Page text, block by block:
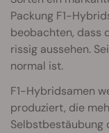
Packung F1-
beobachten, dass
rissig aussehen.
normal ist.
F1-Hybridsamen
produziert, die
Selbstbestäubung